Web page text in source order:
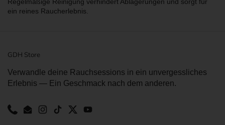
Regelmäßige Reinigung verhindert Ablagerungen und sorgt für
ein reines Raucherlebnis.
GDH Store
Verwandle deine Rauchsessions in ein unvergessliches
Erlebnis — Ein Geschmack nach dem anderen.